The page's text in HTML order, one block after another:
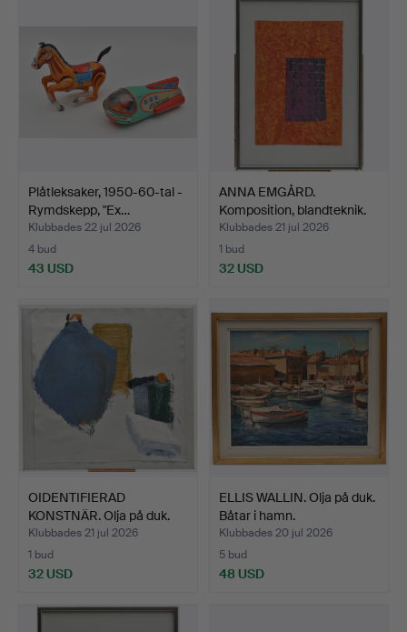
Plåtleksaker, 1950-60-tal -
Rymdskepp, "Ex…
Klubbades 22 jul 2026
4 bud
43 USD
ANNA EMGÅRD.
Komposition, blandteknik.
Klubbades 21 jul 2026
1 bud
32 USD
OIDENTIFIERAD
KONSTNÄR. Olja på duk.
Still…
Klubbades 21 jul 2026
1 bud
32 USD
ELLIS WALLIN. Olja på duk.
Båtar i hamn.
Klubbades 20 jul 2026
5 bud
48 USD